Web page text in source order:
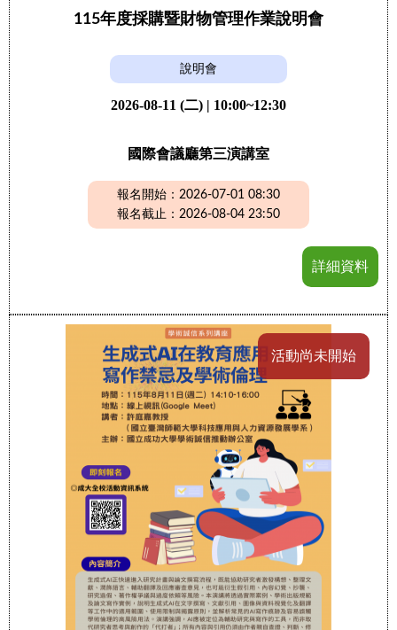
115年度採購暨財物管理作業說明會
說明會
2026-08-11 (二) | 10:00~12:30
國際會議廳第三演講室
報名開始：2026-07-01 08:30
報名截止：2026-08-04 23:50
詳細資料
活動尚未開始